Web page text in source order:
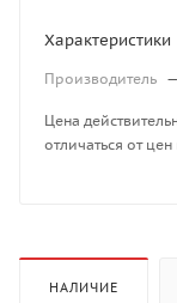
Характеристики
Производитель —
Цена
отличаться от
НАЛИЧИЕ